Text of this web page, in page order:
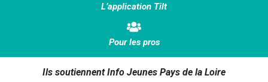
L’application Tilt
Pour les pros
Ils soutiennent Info Jeunes Pays de la Loire